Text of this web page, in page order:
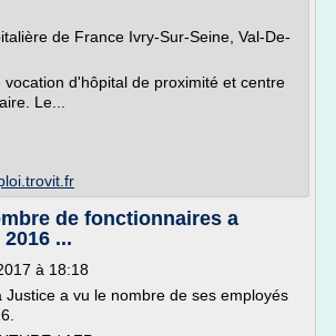
de France Ivry-Sur-Seine, Val-De-
vocation d'hôpital de proximité et centre
Le...
de fonctionnaires a
...
à 18:18
Justice a vu le nombre de ses employés